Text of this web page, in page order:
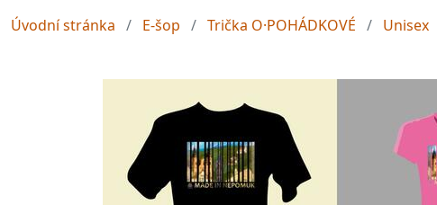
Úvodní stránka E-šop Trička O·POHÁDKOVÉ Unisex